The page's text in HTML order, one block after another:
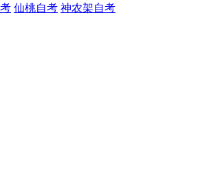
仙桃自考 神农架自考